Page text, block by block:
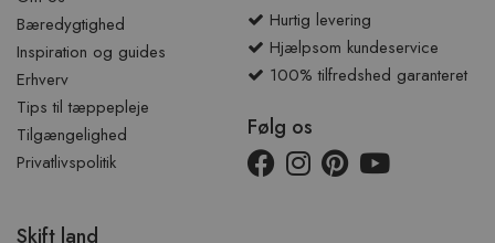
Bæredygtighed
Inspiration og guides
Erhverv
Tips til tæppepleje
Tilgængelighed
Privatlivspolitik
Hurtig levering
Hjælpsom kundeservice
100% tilfredshed garanteret
Følg os
Skift land